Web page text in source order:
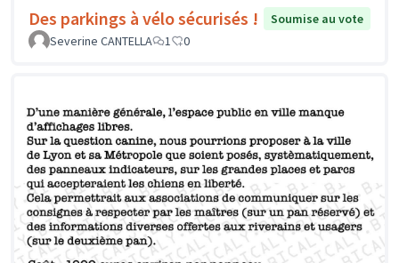
Des parkings à vélo sécurisés !
Soumise au vote
Severine CANTELLA
1 0